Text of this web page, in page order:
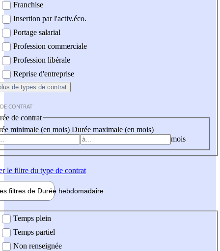
Franchise
Insertion par l'activ.éco.
Portage salarial
Profession commerciale
Profession libérale
Reprise d'entreprise
de types de contrat
CONTRAT
de contrat
minimale (en mois) Durée maximale (en mois)
mois
le filtre du type de contrat
filtres de Durée hebdomadaire
Temps plein
Temps partiel
Non renseignée